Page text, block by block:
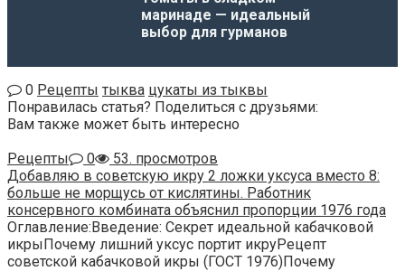
маринаде — идеальный
выбор для гурманов
0 Рецепты тыква цукаты из тыквы
Понравилась статья? Поделиться с друзьями:
Вам также может быть интересно
Рецепты
0
53. просмотров
Добавляю в советскую икру 2 ложки уксуса вместо 8:
больше не морщусь от кислятины. Работник
консервного комбината объяснил пропорции 1976 года
Оглавление:Введение: Секрет идеальной кабачковой
икрыПочему лишний уксус портит икруРецепт
советской кабачковой икры (ГОСТ 1976)Почему